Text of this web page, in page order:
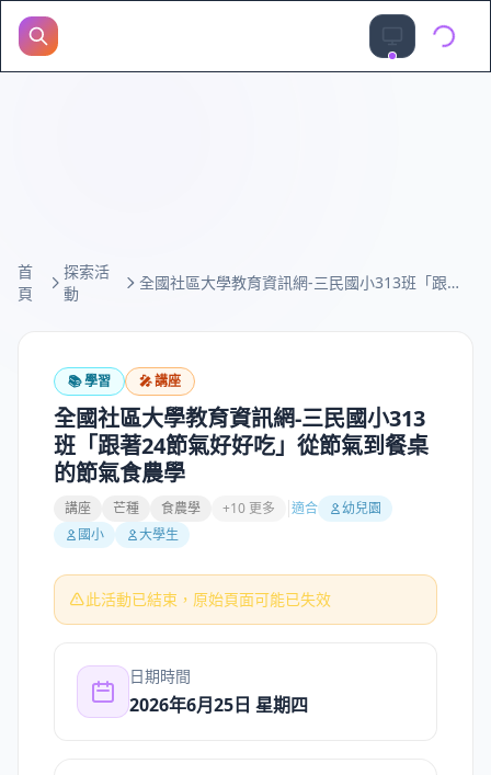
首
頁
探索活
動
全國社區大學教育資訊網-三民國小313班「跟著24節氣好好吃」從節氣到餐桌的節氣食農學
📚學習 🎤講座
全國社區大學教育資訊網-三民國小313
班「跟著24節氣好好吃」從節氣到餐桌
的節氣食農學
講座 芒種 食農學 +10 更多 適合
幼兒園
國小
大學生
此活動已結束，原始頁面可能已失效
日期時間
2026年6月25日 星期四